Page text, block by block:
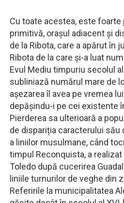
Cu toate acestea, este foarte
primitivă, orașul adiacent și
de la Ribota, care a apărut în
Ribota de la care și-a luat
Evul Mediu timpuriu secolul
subliniază numărul mare de
așezarea îl avea pe vremea
depășindu-i pe cei existente
Pierderea sa ulterioară a
de dispariția caracterului său
a liniilor musulmane, când
timpul Reconquista, a
Toledo după cucerirea
liniile turnurilor de veghe din
Referirile la municipalitatea